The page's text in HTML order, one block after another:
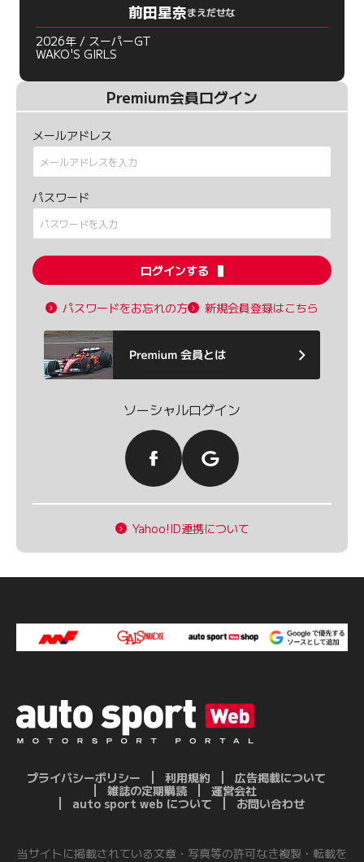
前田星奈まえだせな
2026年 / スーパーGT
WAKO'S GIRLS
Premium会員ログイン
メールアドレス
パスワード
ログインする
パスワードをお忘れの方 新規会員登録はこちら
ソーシャルログイン
Yahoo!ID連携について
プライバシーポリシー 利用規約
広告掲載について
雑誌の定期購読
運営会社
auto sport web について
お問い合わせ
当サイトに掲載されている文章・写真等の許可なき複製・転載を